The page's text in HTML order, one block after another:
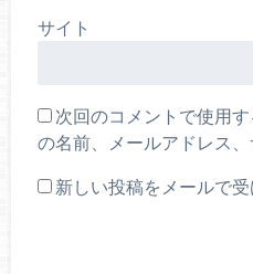
サイト
次回のコメントで使用
の名前、メールアドレス、
新しい投稿をメールで受